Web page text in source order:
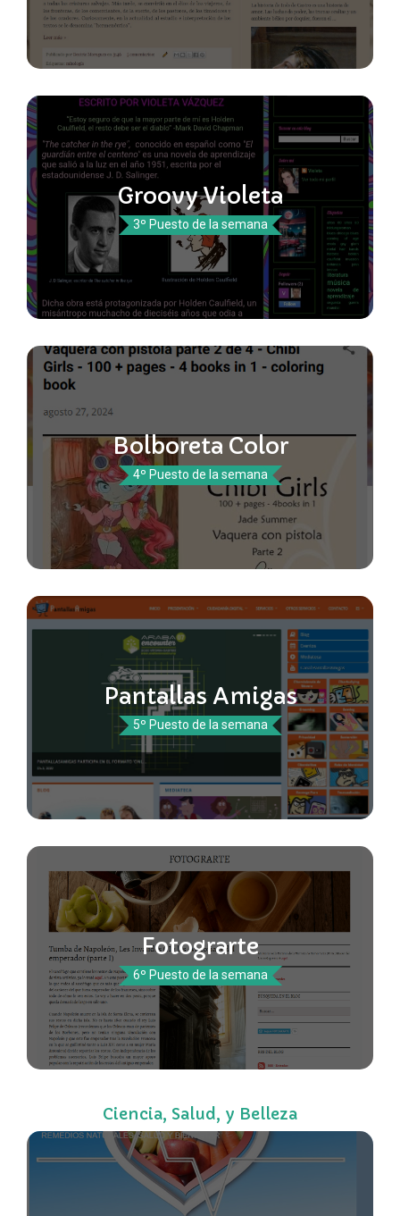
Groovy Violeta
3º Puesto de la semana
Bolboreta Color
4º Puesto de la semana
Pantallas Amigas
5º Puesto de la semana
Fotograrte
6º Puesto de la semana
Ciencia, Salud, y Belleza